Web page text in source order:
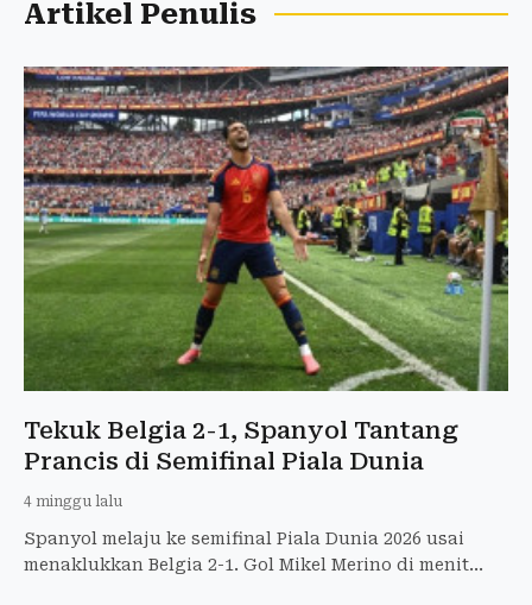
Artikel Penulis
Tekuk Belgia 2-1, Spanyol Tantang
Prancis di Semifinal Piala Dunia
4 minggu lalu
Spanyol melaju ke semifinal Piala Dunia 2026 usai
menaklukkan Belgia 2-1. Gol Mikel Merino di menit